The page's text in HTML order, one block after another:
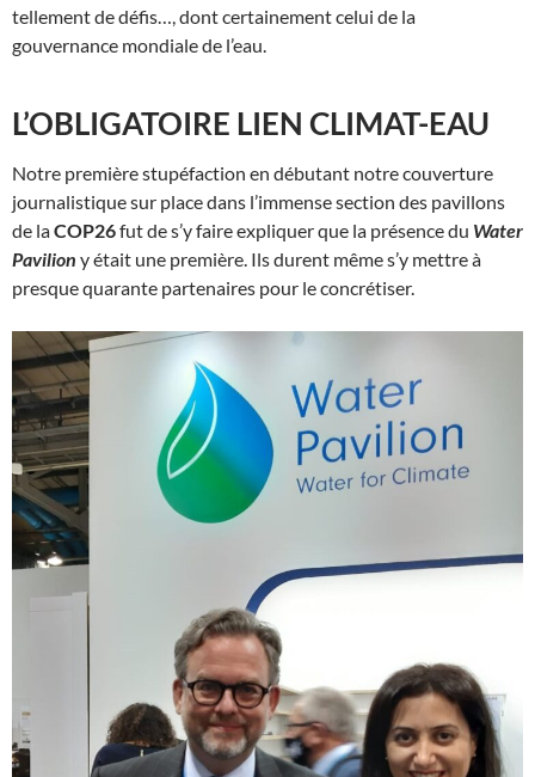
tellement de défis…, dont certainement celui de la
gouvernance mondiale de l’eau.
L’OBLIGATOIRE LIEN CLIMAT-EAU
Notre première stupéfaction en débutant notre couverture
journalistique sur place dans l’immense section des pavillons
de laCOP26fut de s’y faire expliquer que la présence du Water
Pavilion y était une première. Ils durent même s’y mettre à
presque quarante partenaires pour le concrétiser.